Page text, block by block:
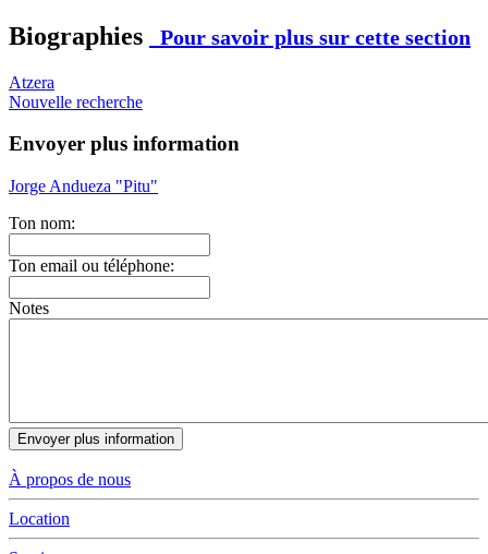
Biographies Pour savoir plus sur cette section
Atzera
Nouvelle recherche
Envoyer plus information
Jorge Andueza "Pitu"
Ton nom:
Ton email ou téléphone:
Notes
À propos de nous
Location